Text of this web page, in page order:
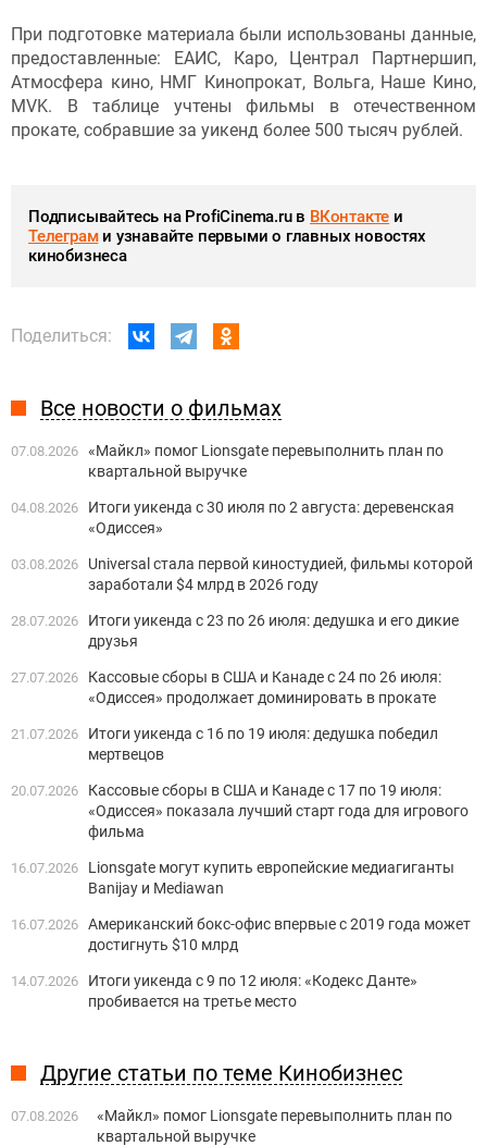
При подготовке материала были использованы данные,
предоставленные: ЕАИС, Каро, Централ Партнершип,
Атмосфера кино, НМГ Кинопрокат, Вольга, Наше Кино,
MVK. В таблице учтены фильмы в отечественном
прокате, собравшие за уикенд более 500 тысяч рублей.
Подписывайтесь на ProfiCinema.ru в ВКонтакте и
Телеграми узнавайте первыми о главных новостях
кинобизнеса
Поделиться:
Все новости о фильмах
07.08.2026 «Майкл» помог Lionsgate перевыполнить план по
квартальной выручке
04.08.2026
Итоги уикенда с 30 июля по 2 августа: деревенская
«Одиссея»
03.08.2026
Universal стала первой киностудией, фильмы которой
заработали $4 млрд в 2026 году
28.07.2026
Итоги уикенда с 23 по 26 июля: дедушка и его дикие
друзья
27.07.2026
Кассовые сборы в США и Канаде с 24 по 26 июля:
«Одиссея» продолжает доминировать в прокате
21.07.2026
Итоги уикенда с 16 по 19 июля: дедушка победил
мертвецов
20.07.2026
Кассовые сборы в США и Канаде с 17 по 19 июля:
«Одиссея» показала лучший старт года для игрового
фильма
16.07.2026
Lionsgate могут купить европейские медиагиганты
Banijay и Mediawan
16.07.2026 Американский бокс-офис впервые с 2019 года может
достигнуть $10 млрд
14.07.2026
Итоги уикенда с 9 по 12 июля: «Кодекс Данте»
пробивается на третье место
Другие статьи по теме Кинобизнес
07.08.2026
«Майкл» помог Lionsgate перевыполнить план по
квартальной выручке